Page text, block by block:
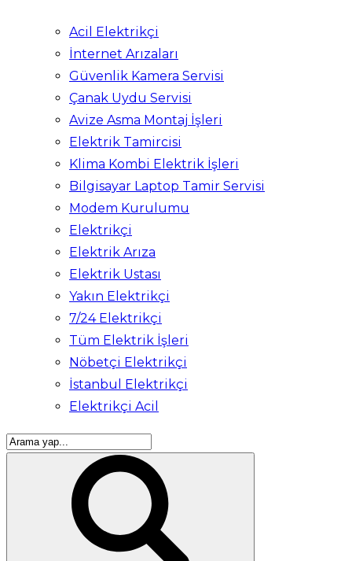
Acil Elektrikçi
İnternet Arızaları
Güvenlik Kamera Servisi
Çanak Uydu Servisi
Avize Asma Montaj İşleri
Elektrik Tamircisi
Klima Kombi Elektrik İşleri
Bilgisayar Laptop Tamir Servisi
Modem Kurulumu
Elektrikçi
Elektrik Arıza
Elektrik Ustası
Yakın Elektrikçi
7/24 Elektrikçi
Tüm Elektrik İşleri
Nöbetçi Elektrikçi
İstanbul Elektrikçi
Elektrikçi Acil